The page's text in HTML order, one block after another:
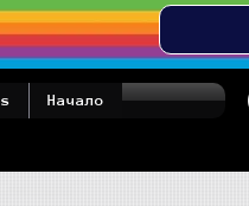
Начало